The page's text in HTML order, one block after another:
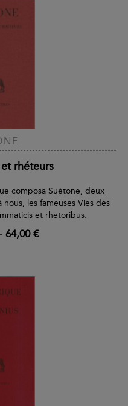
rhéteurs
composa Suétone, deux
les fameuses Vies des
et rhetoribus.
64,00 €